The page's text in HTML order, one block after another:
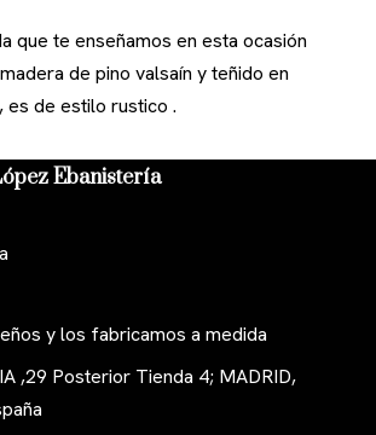
que te enseñamos en esta ocasión
de pino valsaín y teñido en
de estilo rustico .
Ebanistería
y los fabricamos a medida
,29 Posterior Tienda 4; MADRID,